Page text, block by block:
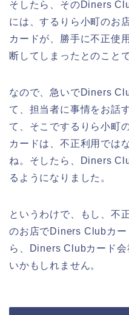
そしたら、そのDiners
には、するりら小町のお
カードが、勝手に不正使
断してしまったとのこと
なので、急いでDiners
て、担当者に事情をお話
て、そこでするりら小町
カードは、不正利用では
ね。そしたら、Diners
るようになりました。
というわけで、もし、不
のお店でDiners Clubカー
ら、Diners Clubカード
いかもしれません。